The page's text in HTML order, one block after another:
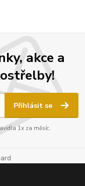
akce a
Přihlásit se
1x za měsíc.